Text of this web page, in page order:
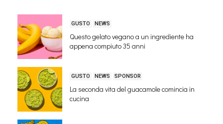
GUSTO NEWS
Questo gelato vegano a un ingrediente ha
appena compiuto 35 anni
GUSTO NEWS SPONSOR
La seconda vita del guacamole comincia in
cucina